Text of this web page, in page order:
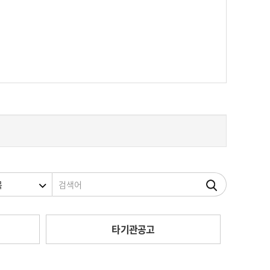
검색어
타기관공고